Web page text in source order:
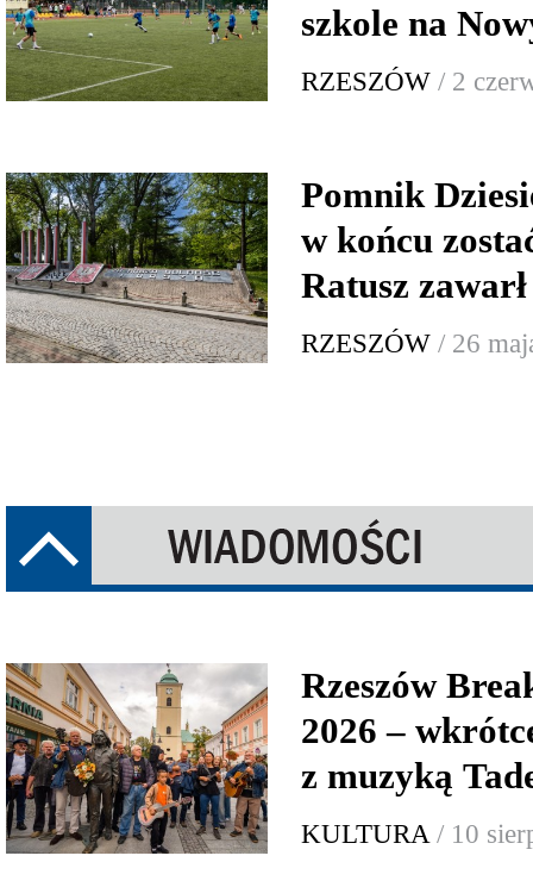
szkole na
RZESZÓW / 2
Pomnik
w końcu
Ratusz
RZESZÓW / 26
Rzeszów
2026 –
z muzyką
KULTURA / 10